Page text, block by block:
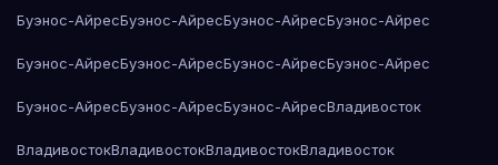
Буэнос-АйресБуэнос-АйресБуэнос-АйресБуэнос-Айрес
Буэнос-АйресБуэнос-АйресБуэнос-АйресБуэнос-Айрес
Буэнос-АйресБуэнос-АйресБуэнос-АйресВладивосток
ВладивостокВладивостокВладивостокВладивосток